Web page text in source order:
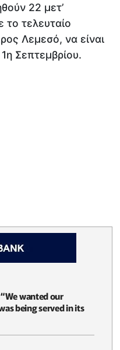
22 μετ’
το τελευταίο
Λεμεσό, να είναι
Σεπτεμβρίου.
wanted our
being served in its